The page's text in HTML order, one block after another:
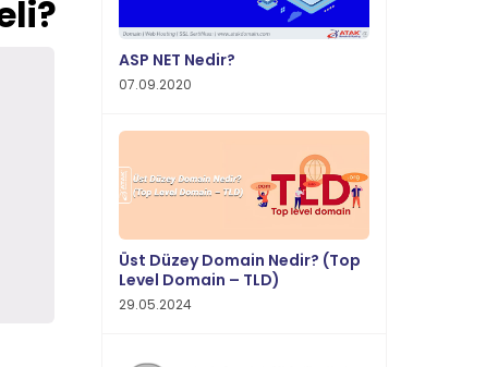
ASP NET Nedir?
07.09.2020
Üst Düzey Domain Nedir? (Top
Level Domain – TLD)
29.05.2024